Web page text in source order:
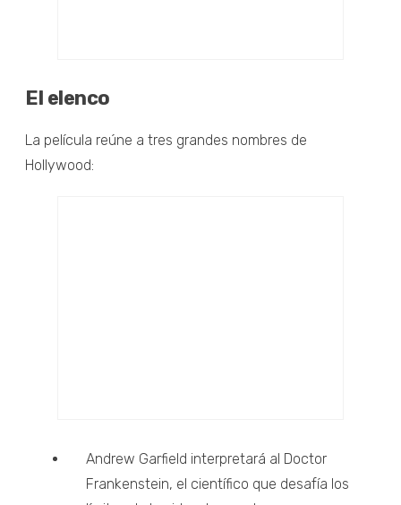
El elenco
La película reúne a tres grandes nombres de
Hollywood:
Andrew Garfield interpretará al Doctor
Frankenstein, el científico que desafía los